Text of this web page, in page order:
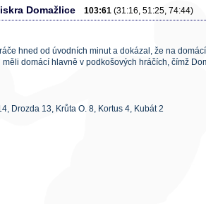
Domažlice 103:61 (31:16, 51:25, 74:44)
hned od úvodních minut a dokázal, že na
domácí hlavně v podkošových hráčích, čímž
Drozda 13, Krůta O. 8, Kortus 4, Kubát 2